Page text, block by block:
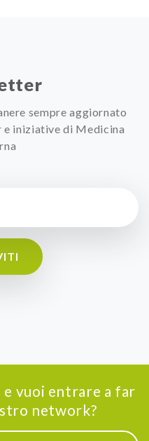
sempre aggiornato
e iniziative di Medicina
e vuoi entrare a far
network?